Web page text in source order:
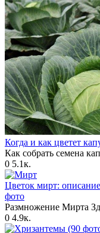
Когда и как цветет
Как собрать семена
0 5.1к.
Цветок мирт:
фото
Размножение Мирта
0 4.9к.